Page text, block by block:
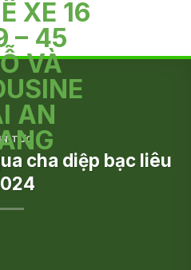
TỨC
cha diệp bạc liêu